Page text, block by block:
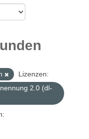
Lizenzen:
2.0 (dl-